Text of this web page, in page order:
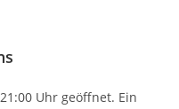
Uhr geöffnet. Ein